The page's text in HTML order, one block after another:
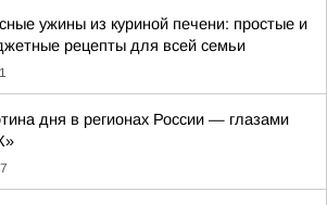
ужины из куриной печени: простые и
рецепты для всей семьи
дня в регионах России — глазами